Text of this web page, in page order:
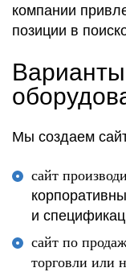
компании
позиции в
Мы создаем
сайт
и
сайт по
торговли или